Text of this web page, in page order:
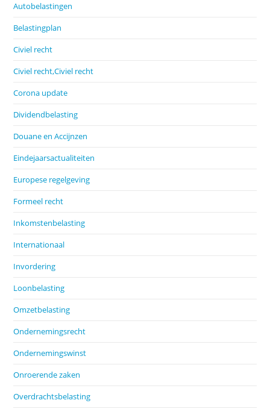
Autobelastingen
Belastingplan
Civiel recht
Civiel recht,Civiel recht
Corona update
Dividendbelasting
Douane en Accijnzen
Eindejaarsactualiteiten
Europese regelgeving
Formeel recht
Inkomstenbelasting
Internationaal
Invordering
Loonbelasting
Omzetbelasting
Ondernemingsrecht
Ondernemingswinst
Onroerende zaken
Overdrachtsbelasting